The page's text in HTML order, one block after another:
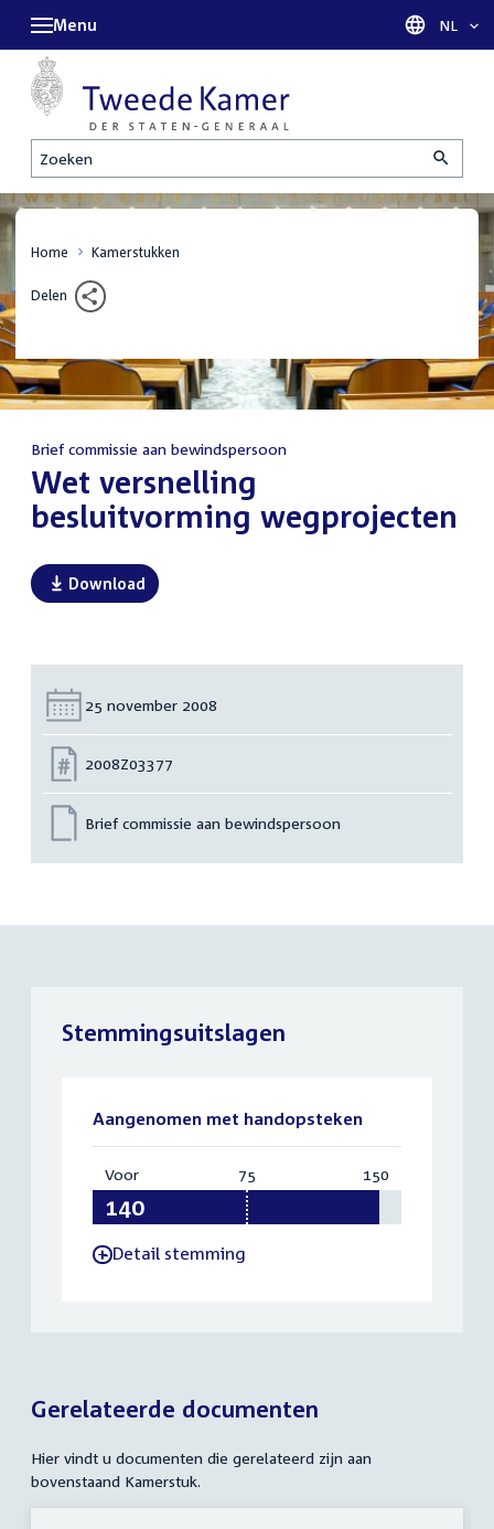
Zoeken
Menu Taal
NL
Home Kamerstukken
Delen
Brief commissie aan bewindspersoon
:Wet versnelling
besluitvorming wegprojecten
Download
Datum:
25 november 2008
Nummer:
2008Z03377
Brief commissie aan bewindspersoon
Stemmingsuitslagen
Aangenomen met handopsteken
Voor:
140
75 150
-Detail stemming
Gerelateerde documenten
Hier vindt u documenten die gerelateerd zijn aan
bovenstaand Kamerstuk.